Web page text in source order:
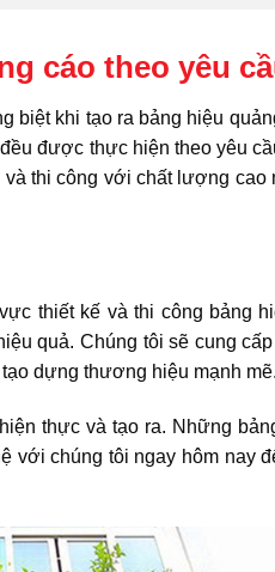
cáo theo yêu
biệt khi tạo ra bảng hiệu
được thực hiện theo yêu
thi công với chất lượng cao
thiết kế và thi công bảng
quả. Chúng tôi sẽ cung
dựng thương hiệu mạnh mẽ.
thực và tạo ra. Những
với chúng tôi ngay hôm nay